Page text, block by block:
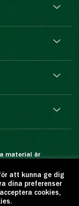
material är
förbjuden.
källan:
utgivare:
att kunna ge dig
dina preferenser
cookies,